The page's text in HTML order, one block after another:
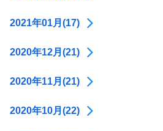
2021年01月(17)
2020年12月(21)
2020年11月(21)
2020年10月(22)